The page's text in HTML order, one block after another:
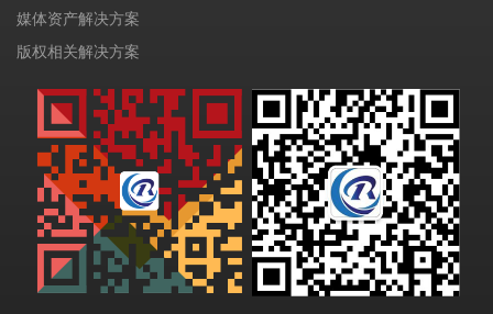
媒体资产解决方案
版权相关解决方案